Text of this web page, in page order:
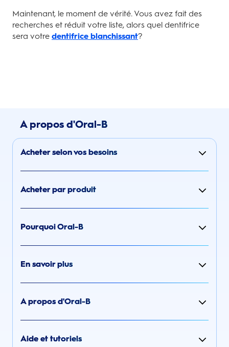
Maintenant, le moment de vérité. Vous avez fait des
recherches et réduit votre liste, alors quel dentifrice
sera votre dentifrice blanchissant?
A propos d'Oral-B
Acheter selon vos besoins
Acheter par produit
Pourquoi Oral-B
En savoir plus
A propos d'Oral-B
Aide et tutoriels